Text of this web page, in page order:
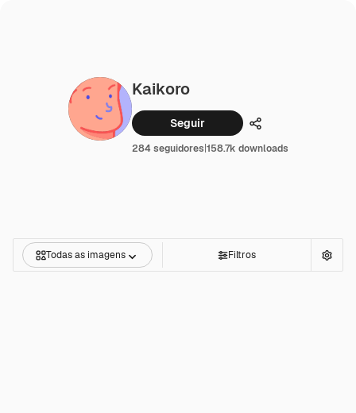
Kaikoro
Seguir Compartilhar
284 seguidores|158.7k downloads
Todas as imagens Filtros